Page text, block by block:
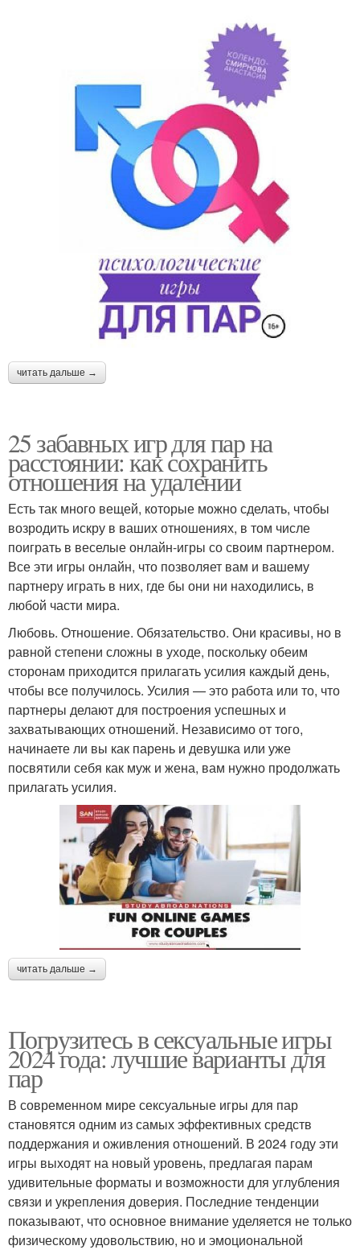
читать дальше →
25 забавных игр для пар на
расстоянии: как сохранить
отношения на удалении
Есть так много вещей, которые можно сделать, чтобы
возродить искру в ваших отношениях, в том числе
поиграть в веселые онлайн-игры со своим партнером.
Все эти игры онлайн, что позволяет вам и вашему
партнеру играть в них, где бы они ни находились, в
любой части мира.
Любовь. Отношение. Обязательство. Они красивы, но в
равной степени сложны в уходе, поскольку обеим
сторонам приходится прилагать усилия каждый день,
чтобы все получилось. Усилия — это работа или то, что
партнеры делают для построения успешных и
захватывающих отношений. Независимо от того,
начинаете ли вы как парень и девушка или уже
посвятили себя как муж и жена, вам нужно продолжать
прилагать усилия.
читать дальше →
Погрузитесь в сексуальные игры
2024 года: лучшие варианты для
пар
В современном мире сексуальные игры для пар
становятся одним из самых эффективных средств
поддержания и оживления отношений. В 2024 году эти
игры выходят на новый уровень, предлагая парам
удивительные форматы и возможности для углубления
связи и укрепления доверия. Последние тенденции
показывают, что основное внимание уделяется не только
физическому удовольствию, но и эмоциональной